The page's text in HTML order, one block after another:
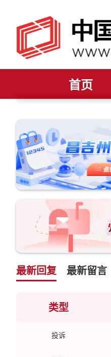
首页
最新回复 最新留言
类型
投诉